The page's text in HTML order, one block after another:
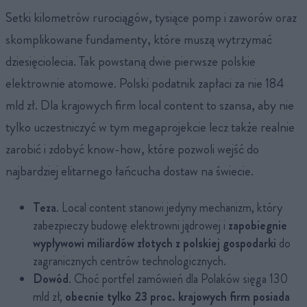
Setki kilometrów rurociągów, tysiące pomp i zaworów oraz
skomplikowane fundamenty, które muszą wytrzymać
dziesięciolecia. Tak powstaną dwie pierwsze polskie
elektrownie atomowe. Polski podatnik zapłaci za nie 184
mld zł. Dla krajowych firm local content to szansa, aby nie
tylko uczestniczyć w tym megaprojekcie lecz także realnie
zarobić i zdobyć know-how, które pozwoli wejść do
najbardziej elitarnego łańcucha dostaw na świecie.
Teza. Local content stanowi jedyny mechanizm, który
zabezpieczy budowę elektrowni jądrowej i zapobiegnie
wypływowi miliardów złotych z polskiej gospodarki do
zagranicznych centrów technologicznych.
Dowód. Choć portfel zamówień dla Polaków sięga 130
mld zł, obecnie tylko 23 proc. krajowych firm posiada